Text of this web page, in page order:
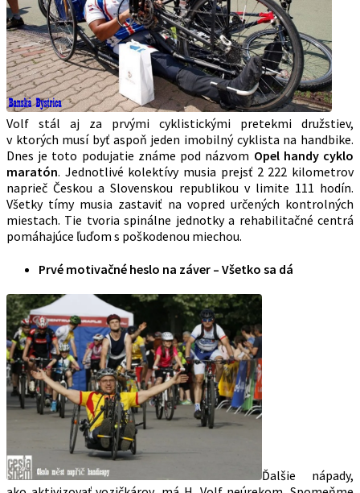
Volf stál aj za prvými cyklistickými pretekmi družstiev,
v ktorých musí byť aspoň jeden imobilný cyklista na handbike.
Dnes je toto podujatie známe pod názvom Opel handy cyklo
maratón. Jednotlivé kolektívy musia prejsť 2 222 kilometrov
naprieč Českou a Slovenskou republikou v limite 111 hodín.
Všetky tímy musia zastaviť na vopred určených kontrolných
miestach. Tie tvoria spinálne jednotky a rehabilitačné centrá
pomáhajúce ľuďom s poškodenou miechou.
Prvé motivačné heslo na záver – Všetko sa dá
Ďalšie nápady,